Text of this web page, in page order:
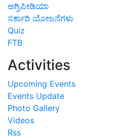
ಅಗ್ರಿಪೀಡಿಯಾ
ಸರ್ಕಾರಿ ಯೋಜನೆಗಳು
Quiz
FTB
Activities
Upcoming Events
Events Update
Photo Gallery
Videos
Rss